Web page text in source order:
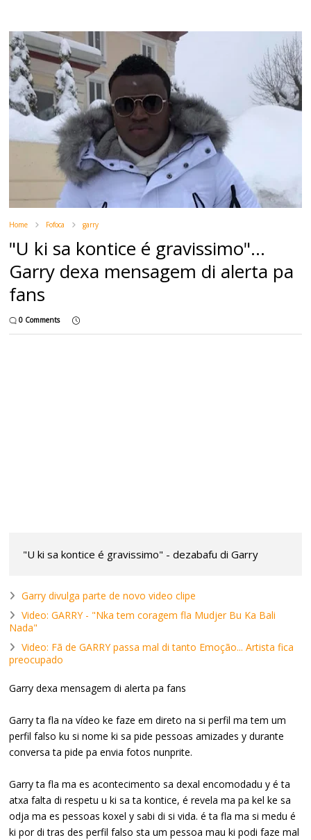
Home Fofoca garry
"U ki sa kontice é gravissimo"...
Garry dexa mensagem di alerta pa
fans
0 Comments
"U ki sa kontice é gravissimo" - dezabafu di Garry
Garry divulga parte de novo video clipe
Video: GARRY - "Nka tem coragem fla Mudjer Bu Ka Bali
Nada"
Video: Fã de GARRY passa mal di tanto Emoção... Artista fica
preocupado
Garry dexa mensagem di alerta pa fans
Garry ta fla na vídeo ke faze em direto na si perfil ma tem um
perfil falso ku si nome ki sa pide pessoas amizades y durante
conversa ta pide pa envia fotos nunprite.
Garry ta fla ma es acontecimento sa dexal encomodadu y é ta
atxa falta di respetu u ki sa ta kontice, é revela ma pa kel ke sa
odja ma es pessoas koxel y sabi di si vida. é ta fla ma si medu é
ki por di tras des perfil falso sta um pessoa mau ki podi faze mal